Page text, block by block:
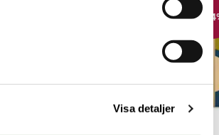
Visa detaljer
-